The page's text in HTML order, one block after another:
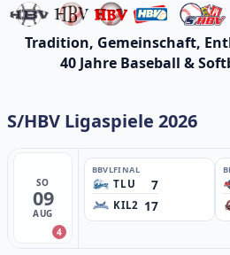
Tradition, Gemeinschaft,
40 Jahre Baseball &
S/HBV Ligaspiele 2026
SO
09
AUG
4
BBVLFINAL
TLU 7
KIL2 17